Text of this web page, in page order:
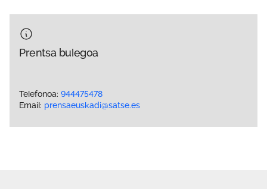
Prentsa bulegoa
Telefonoa: 944475478
Email: prensaeuskadi@satse.es